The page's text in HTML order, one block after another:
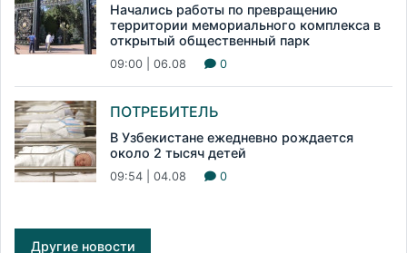
Начались работы по превращению
территории мемориального комплекса в
открытый общественный парк
09:00 | 06.08 0
ПОТРЕБИТЕЛЬ
В Узбекистане ежедневно рождается
около 2 тысяч детей
09:54 | 04.08 0
Другие новости